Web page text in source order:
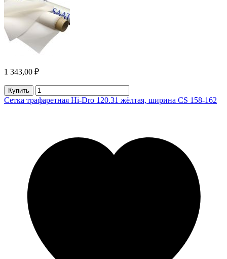
1 343,00 ₽
Купить
Сетка трафаретная Hi-Dro 120.31 жёлтая, ширина CS 158-162